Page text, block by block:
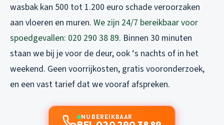
wasbak kan 500 tot 1.200 euro schade veroorzaken
aan vloeren en muren. We zijn 24/7 bereikbaar voor
spoedgevallen: 020 290 38 89. Binnen 30 minuten
staan we bij je voor de deur, ook ‘s nachts of in het
weekend. Geen voorrijkosten, gratis vooronderzoek,
en een vast tarief dat we vooraf afspreken.
NU BEREIKBAAR